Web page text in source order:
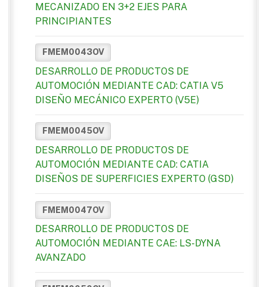
MECANIZADO EN 3+2 EJES PARA
PRINCIPIANTES
FMEM0043OV
DESARROLLO DE PRODUCTOS DE
AUTOMOCIÓN MEDIANTE CAD: CATIA V5
DISEÑO MECÁNICO EXPERTO (V5E)
FMEM0045OV
DESARROLLO DE PRODUCTOS DE
AUTOMOCIÓN MEDIANTE CAD: CATIA
DISEÑOS DE SUPERFICIES EXPERTO (GSD)
FMEM0047OV
DESARROLLO DE PRODUCTOS DE
AUTOMOCIÓN MEDIANTE CAE: LS-DYNA
AVANZADO